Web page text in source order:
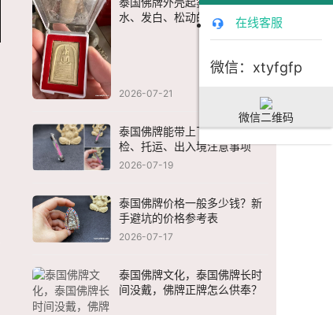
水、发白、松动的处理方法
2026-07-21
泰国佛牌能带上飞机吗？过安
检、托运、出入境注意事项
2026-07-19
泰国佛牌价格一般多少钱？新
手避坑的价格参考表
2026-07-17
泰国佛牌文化，泰国佛牌长时
间没戴，佛牌正牌怎么供奉？
在线客服
微信：xtyfgfp
微信二维码